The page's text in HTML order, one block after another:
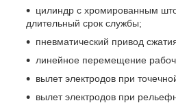
цилиндр с хромированным
длительный срок службы;
пневматический привод
линейное перемещение
вылет электродов при
вылет электродов при